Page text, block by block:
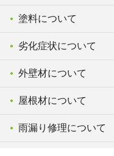
塗料について
劣化症状について
外壁材について
屋根材について
雨漏り修理について